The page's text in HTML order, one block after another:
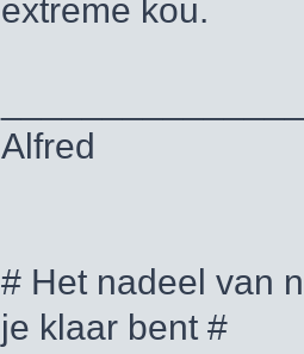
extreme kou.
Alfred
# Het nadeel van
je klaar bent #